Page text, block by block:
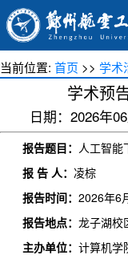
当前位置: 首页 >> 学术
学术预
日期：2026年
报告题目： 人工智能
报 告 人： 凌棕
报告时间： 2026年6
报告地点： 龙子湖校
主办单位： 计算机学